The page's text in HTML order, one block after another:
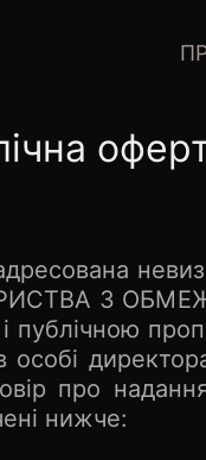
З
і публічною
про
нижче: